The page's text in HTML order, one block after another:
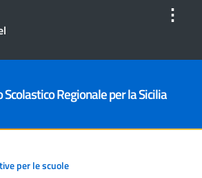
⋮
Scolastico Regionale per la Sicilia
per le scuole